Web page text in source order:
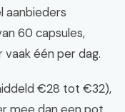
aanbieders
60 capsules,
één per dag.
€28 tot €32),